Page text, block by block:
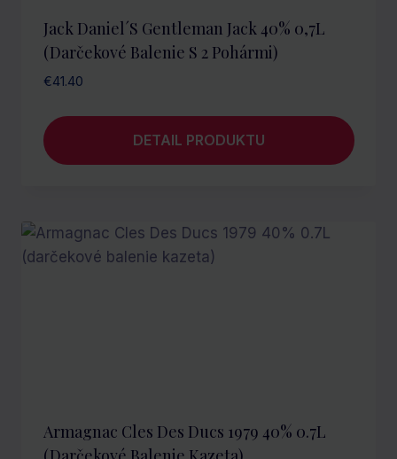
Jack Daniel´s Gentleman Jack 40% 0,7L
(darčekové Balenie S 2 Pohármi)
€41.40
DETAIL PRODUKTU
Armagnac Cles Des Ducs 1979 40% 0.7L